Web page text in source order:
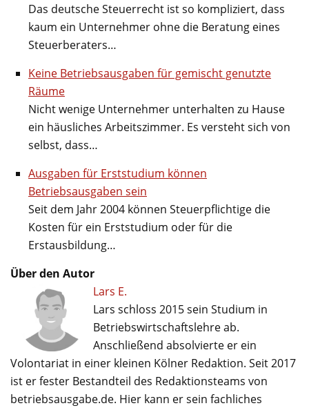
Das deutsche Steuerrecht ist so kompliziert, dass
kaum ein Unternehmer ohne die Beratung eines
Steuerberaters…
Keine Betriebsausgaben für gemischt genutzte
Räume
Nicht wenige Unternehmer unterhalten zu Hause
ein häusliches Arbeitszimmer. Es versteht sich von
selbst, dass…
Ausgaben für Erststudium können
Betriebsausgaben sein
Seit dem Jahr 2004 können Steuerpflichtige die
Kosten für ein Erststudium oder für die
Erstausbildung…
Über den Autor
Lars E.
Lars schloss 2015 sein Studium in
Betriebswirtschaftslehre ab.
Anschließend absolvierte er ein
Volontariat in einer kleinen Kölner Redaktion. Seit 2017
ist er fester Bestandteil des Redaktionsteams von
betriebsausgabe.de. Hier kann er sein fachliches